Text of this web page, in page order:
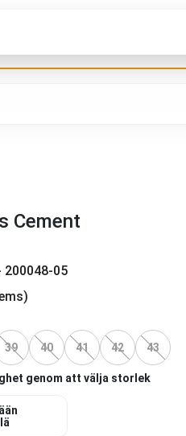
Cement
200048-05
39 40 41 42 43
genom att välja storlek